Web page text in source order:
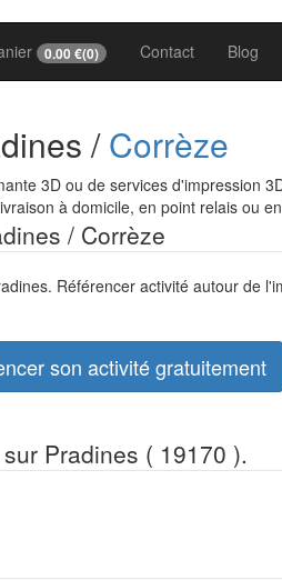
0.00 €(0) Contact Blog
/Corrèze
3D ou de services d'impression
à domicile, en point relais ou
/ Corrèze
Référencer activité autour de
son activité gratuitement
Pradines ( 19170 ).